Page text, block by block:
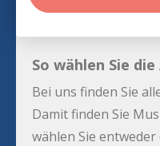
So wählen Sie
Bei uns finden Sie
Damit finden Sie
wählen Sie entweder